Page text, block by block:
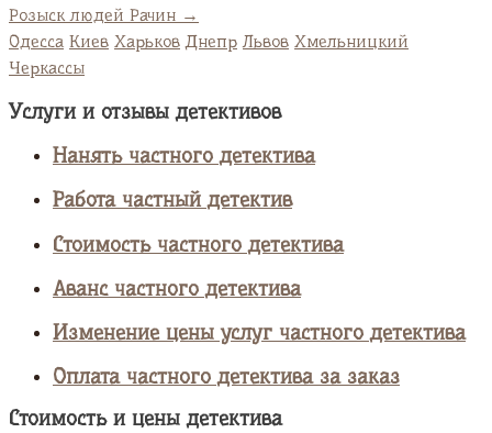
Розыск людей Рачин →
Одесса Киев Харьков Днепр Львов Хмельницкий
Черкассы
Услуги и отзывы детективов
Нанять частного детектива
Работа частный детектив
Стоимость частного детектива
Аванс частного детектива
Изменение цены услуг частного детектива
Оплата частного детектива за заказ
Стоимость и цены детектива